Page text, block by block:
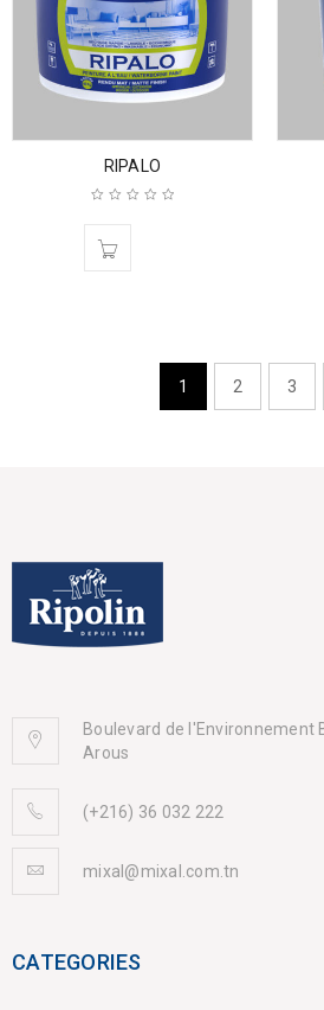
RIPALO
1 2 3
Boulevard de l'Environnement
Arous
(+216) 36 032 222
mixal@mixal.com.tn
CATEGORIES